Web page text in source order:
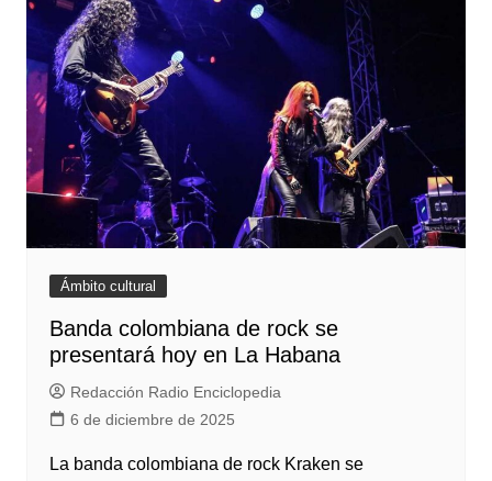
Ámbito cultural
Banda colombiana de rock se
presentará hoy en La Habana
Redacción Radio Enciclopedia
6 de diciembre de 2025
La banda colombiana de rock Kraken se